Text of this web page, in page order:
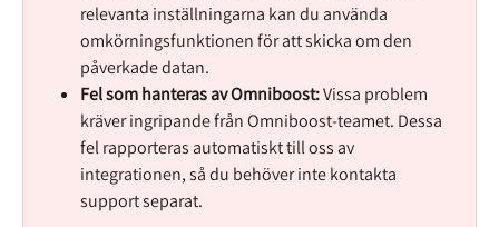
relevanta inställningarna kan du använda
omkörningsfunktionen för att skicka om den
påverkade datan.
Fel som hanteras av Omniboost: Vissa problem
kräver ingripande från Omniboost-teamet. Dessa
fel rapporteras automatiskt till oss av
integrationen, så du behöver inte kontakta
support separat.